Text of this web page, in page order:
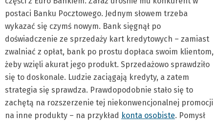
postaci Banku Pocztowego. Jednym słowem trzeba
wykazać się czymś nowym. Bank sięgnął po
doświadczenie ze sprzedaży kart kredytowych – zamiast
zwalniać z opłat, bank po prostu dopłaca swoim klientom,
żeby wzięli akurat jego produkt. Sprzedażowo sprawdziło
się to doskonale. Ludzie zaciągają kredyty, a zatem
strategia się sprawdza. Prawdopodobnie stało się to
zachętą na rozszerzenie tej niekonwencjonalnej promocji
na inne produkty – na przykład konta osobiste. Pomysł